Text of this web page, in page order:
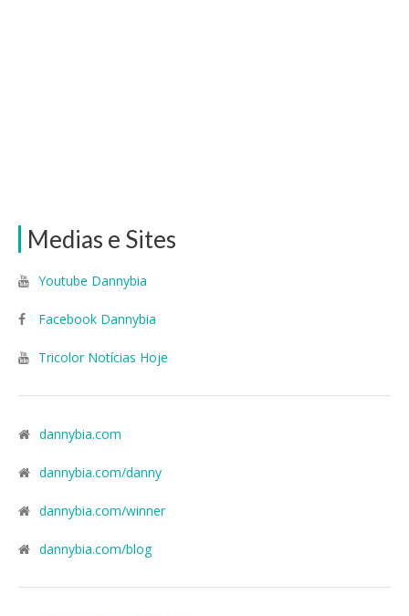
Medias e Sites
Youtube Dannybia
Facebook Dannybia
Tricolor Notícias Hoje
dannybia.com
dannybia.com/danny
dannybia.com/winner
dannybia.com/blog